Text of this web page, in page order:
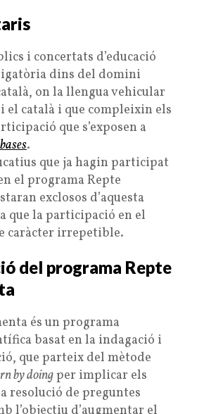
i concertats d’educació
dins del domini
on la llengua vehicular
el català i que compleixin els
que s’exposen a
.
que ja hagin participat
el programa Repte
exclosos d’aquesta
que la participació en el
caràcter irrepetible.
del programa Repte
és un programa
basat en la indagació i
que parteix del mètode
by doingper implicar els
resolució de preguntes